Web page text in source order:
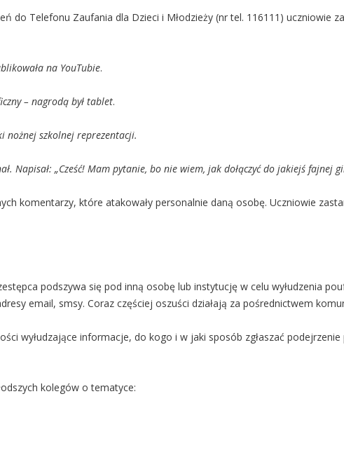
do Telefonu Zaufania dla Dzieci i Młodzieży (nr tel. 116111) uczniowie
na YouTubie.
– nagrodą był tablet.
nożnej szkolnej reprezentacji.
Napisał: „Cześć! Mam pytanie, bo nie wiem, jak dołączyć do jakiejś fajnej
komentarzy, które atakowały personalnie daną osobę. Uczniowie
podszywa się pod inną osobę lub instytucję w celu wyłudzenia
email, smsy. Coraz częściej oszuści działają za pośrednictwem
wyłudzające informacje, do kogo i w jaki sposób zgłaszać podejrzenie
kolegów o tematyce: